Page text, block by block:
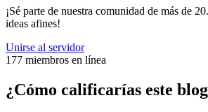
¡Sé parte de nuestra comunidad de más de
ideas afines!
Unirse al servidor
177 miembros en línea
¿Cómo calificarías este